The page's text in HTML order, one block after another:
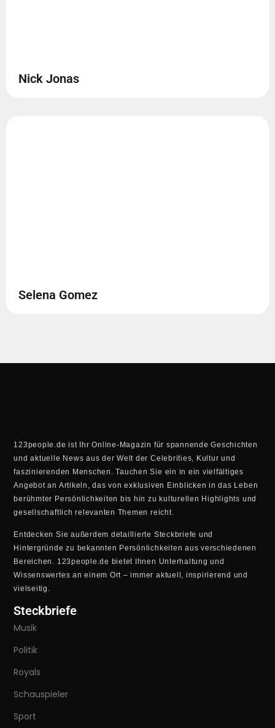
Nick Jonas
Selena Gomez
123people.de ist Ihr Online-Magazin für spannende Geschichten
und aktuelle News aus der Welt der Celebrities, Kultur und
faszinierenden Menschen. Tauchen Sie ein in ein vielfältiges
Angebot an Artikeln, das von exklusiven Einblicken in das Leben
berühmter Persönlichkeiten bis hin zu kulturellen Highlights und
gesellschaftlich relevanten Themen reicht.
Entdecken Sie außerdem detaillierte Steckbriefe und
Hintergründe zu bekannten Persönlichkeiten aus verschiedenen
Bereichen. 123people.de bietet Ihnen Unterhaltung und
Wissenswertes an einem Ort – immer aktuell, inspirierend und
vielseitig.
Steckbriefe
Musik
Politik
Royals
Schauspieler
Sport